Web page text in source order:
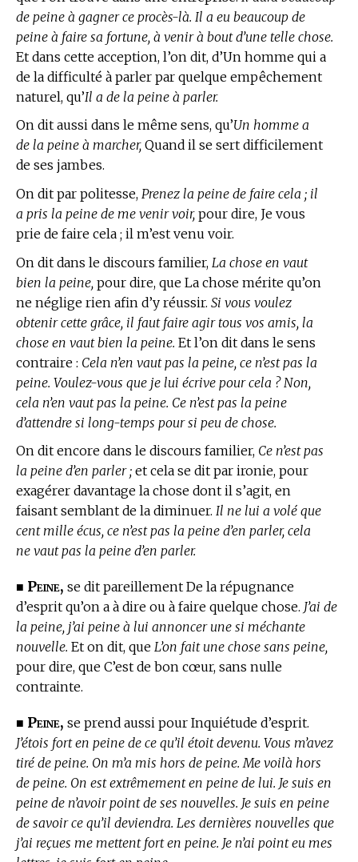
de peine à gagner ce procès-là. Il a eu beaucoup de
peine à faire sa fortune, à venir à bout d’une telle chose.
Et dans cette acception, l’on dit, d’Un homme qui a
de la difficulté à parler par quelque empêchement
naturel, qu’Il a de la peine à parler.
On dit aussi dans le même sens, qu’Un homme a
de la peine à marcher, Quand il se sert difficilement
de ses jambes.
On dit par politesse, Prenez la peine de faire cela ; il
a pris la peine de me venir voir, pour dire, Je vous
prie de faire cela ; il m’est venu voir.
On dit dans le discours familier, La chose en vaut
bien la peine, pour dire, que La chose mérite qu’on
ne néglige rien afin d’y réussir. Si vous voulez
obtenir cette grâce, il faut faire agir tous vos amis, la
chose en vaut bien la peine. Et l’on dit dans le sens
contraire : Cela n’en vaut pas la peine, ce n’est pas la
peine. Voulez-vous que je lui écrive pour cela ? Non,
cela n’en vaut pas la peine. Ce n’est pas la peine
d’attendre si long-temps pour si peu de chose.
On dit encore dans le discours familier, Ce n’est pas
la peine d’en parler ; et cela se dit par ironie, pour
exagérer davantage la chose dont il s’agit, en
faisant semblant de la diminuer. Il ne lui a volé que
cent mille écus, ce n’est pas la peine d’en parler, cela
ne vaut pas la peine d’en parler.
■ Peine, se dit pareillement De la répugnance
d’esprit qu’on a à dire ou à faire quelque chose. J’ai de
la peine, j’ai peine à lui annoncer une si méchante
nouvelle. Et on dit, que L’on fait une chose sans peine,
pour dire, que C’est de bon cœur, sans nulle
contrainte.
■ Peine, se prend aussi pour Inquiétude d’esprit.
J’étois fort en peine de ce qu’il étoit devenu. Vous m’avez
tiré de peine. On m’a mis hors de peine. Me voilà hors
de peine. On est extrêmement en peine de lui. Je suis en
peine de n’avoir point de ses nouvelles. Je suis en peine
de savoir ce qu’il deviendra. Les dernières nouvelles que
j’ai reçues me mettent fort en peine. Je n’ai point eu mes